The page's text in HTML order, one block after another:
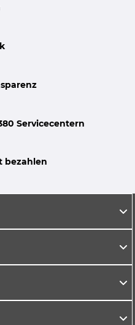
Servicecentern
bezahlen